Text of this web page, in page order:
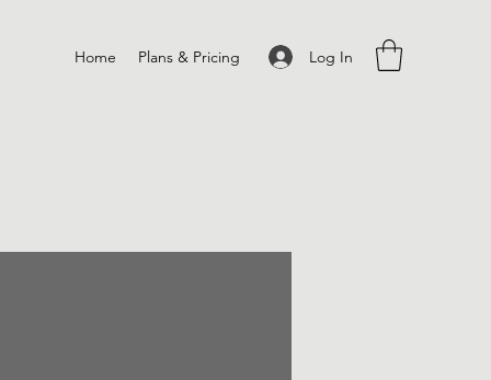
Log In
Home Plans & Pricing